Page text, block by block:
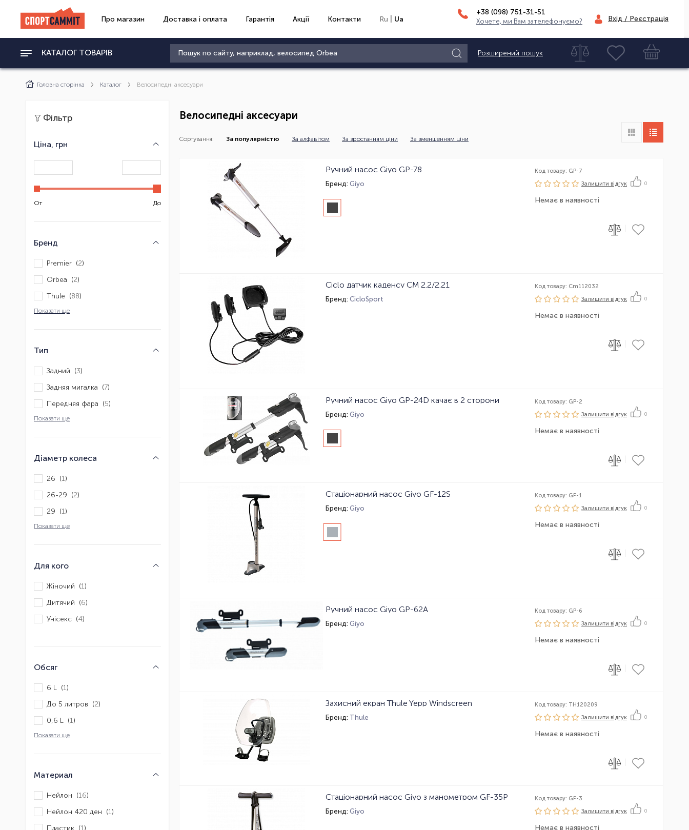
Про магазин Доставка і оплата Гарантія Акції Контакти Ru Ua
+38 (098) 751-31-51
Хочете, ми Вам зателефонуємо? Вхід / Реєстрація
КАТАЛОГ ТОВАРІВ Розширений пошук
Головна сторінка Каталог Велосипедні аксесуари
Фільтр
Ціна, грн
От До
Бренд
Premier (2)
Orbea (2)
Thule (88)
Показати ще
Тип
Задний (3)
Задняя мигалка (7)
Передняя фара (5)
Показати ще
Діаметр колеса
26 (1)
26-29 (2)
29 (1)
Показати ще
Для кого
Жіночий (1)
Дитячий (6)
Унісекс (4)
Обсяг
6 L (1)
До 5 литров (2)
0,6 L (1)
Показати ще
Материал
Нейлон (16)
Нейлон 420 ден (1)
Пластик (1)
Велосипедні аксесуари
Сортування: За популярністю За алфавітом За зростанням ціни За зменшенням ціни
Ручний насос Giyo GP-78
Бренд: Giyo
Код товару: GP-7
Залишити вiдгук
0
Немає в наявності
Ciclo датчик каденсу CM 2.2/2.21
Бренд: CicloSport
Код товару: Cm112032
Залишити вiдгук
0
Немає в наявності
Ручний насос Giyo GP-24D качає в 2 сторони
Бренд: Giyo
Код товару: GP-2
Залишити вiдгук
0
Немає в наявності
Стаціонарний насос Giyo GF-12S
Бренд: Giyo
Код товару: GF-1
Залишити вiдгук
0
Немає в наявності
Ручний насос Giyo GP-62A
Бренд: Giyo
Код товару: GP-6
Залишити вiдгук
0
Немає в наявності
Захисний екран Thule Yepp Windscreen
Бренд: Thule
Код товару: TH120209
Залишити вiдгук
0
Немає в наявності
Стаціонарний насос Giyo з манометром GF-35P
Бренд: Giyo
Код товару: GF-3
Залишити вiдгук
0
Немає в наявності